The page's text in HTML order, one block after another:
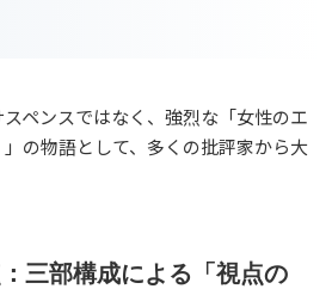
ペンスではなく、強烈な「女性のエ
の物語として、多くの批評家から大
三部構成による「視点の